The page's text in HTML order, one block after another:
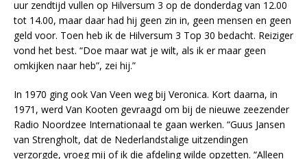
uur zendtijd vullen op Hilversum 3 op de donderdag van 12.00
tot 14.00, maar daar had hij geen zin in, geen mensen en geen
geld voor. Toen heb ik de Hilversum 3 Top 30 bedacht. Reiziger
vond het best. “Doe maar wat je wilt, als ik er maar geen
omkijken naar heb”, zei hij.”
In 1970 ging ook Van Veen weg bij Veronica. Kort daarna, in
1971, werd Van Kooten gevraagd om bij de nieuwe zeezender
Radio Noordzee Internationaal te gaan werken. “Guus Jansen
van Strengholt, dat de Nederlandstalige uitzendingen
verzorgde, vroeg mij of ik die afdeling wilde opzetten. “Alleen